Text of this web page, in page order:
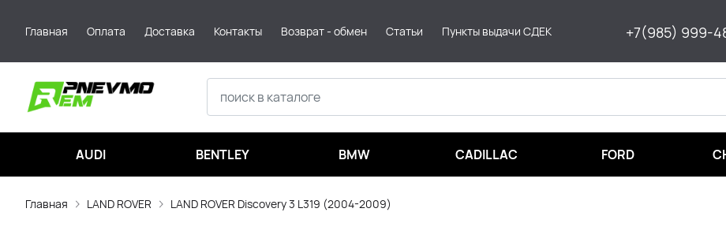
Главная Оплата Доставка Контакты Возврат - обмен Статьи Пункты выдачи СДЕК +7(985) 999-
AUDI BENTLEY BMW CADILLAC FORD
Главная LAND ROVER LAND ROVER Discovery 3 L319 (2004-2009)